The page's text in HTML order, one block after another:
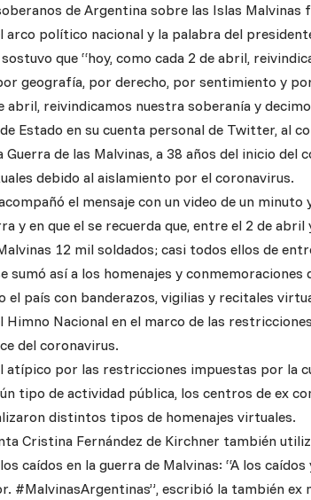
de Argentina sobre las Islas
arco político nacional y la palabra del
que “hoy, como cada 2 de abril,
geografía, por derecho, por sentimiento y
abril, reivindicamos nuestra soberanía y
Estado en su cuenta personal de Twitter, al
Guerra de las Malvinas, a 38 años del inicio
debido al aislamiento por el coronavirus.
el mensaje con un video de un minuto
y en que el se recuerda que, entre el 2 de
12 mil soldados; casi todos ellos de
sumó así a los homenajes y
el país con banderazos, vigilias y recitales
Himno Nacional en el marco de las
del coronavirus.
atípico por las restricciones impuestas por la
tipo de actividad pública, los centros de ex
distintos tipos de homenajes virtuales.
Cristina Fernández de Kirchner también
caídos en la guerra de Malvinas: “A los
#MalvinasArgentinas”, escribió la también ex